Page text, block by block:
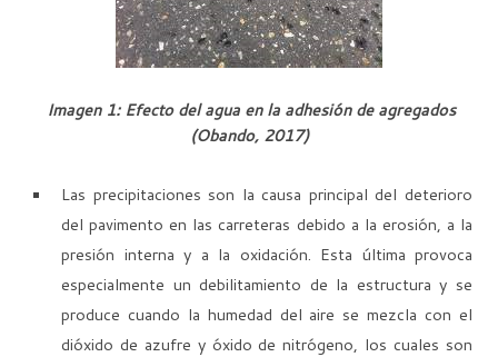
Imagen 1: Efecto del agua en la adhesión de agregados
(Obando, 2017)
Las precipitaciones son la causa principal del deterioro
del pavimento en las carreteras debido a la erosión, a la
presión interna y a la oxidación. Esta última provoca
especialmente un debilitamiento de la estructura y se
produce cuando la humedad del aire se mezcla con el
dióxido de azufre y óxido de nitrógeno, los cuales son